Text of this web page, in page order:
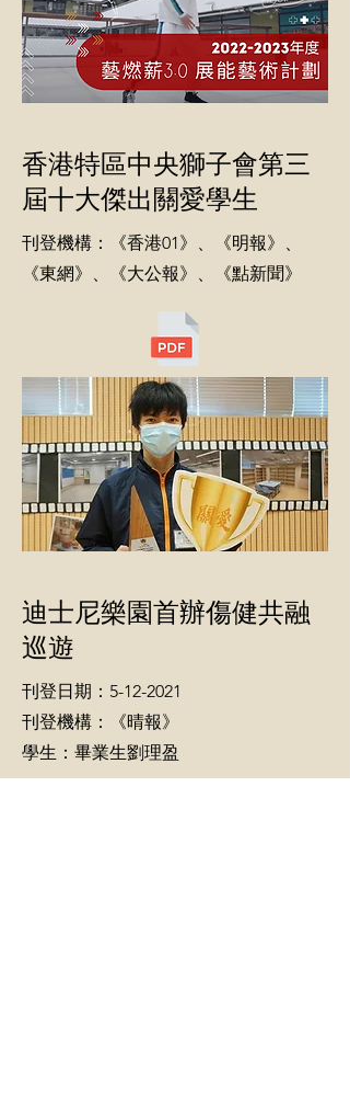
香港特區中央獅子會第三
屆十大傑出關愛學生
刊登機構：《香港01》、《明報》、
《東網》、《大公報》、《點新聞》
迪士尼樂園首辦傷健共融
巡遊
刊登日期：5-12-2021
刊登機構：《晴報》
學生：畢業生劉理盈